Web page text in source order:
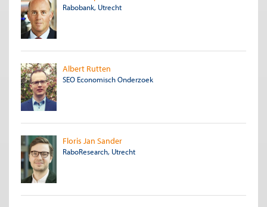
Rabobank, Utrecht
Albert Rutten
SEO Economisch Onderzoek
Floris Jan Sander
RaboResearch, Utrecht